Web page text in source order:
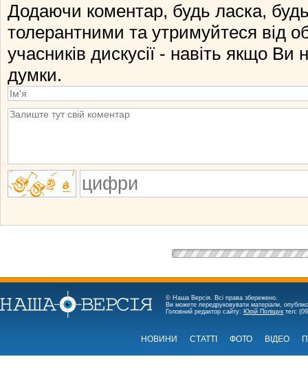
Додаючи коментар, будь ласка,
толерантними та утримуйтеся від
учасників дискусії - навіть якщо Ви
думки.
© Наша Версія. Всі права збережено.
Ви можете передруковувати матеріали,
Головний редактор сайту: Юрій Поліщук тел:
НОВИНИ СТАТТІ ФОТО ВІДЕО